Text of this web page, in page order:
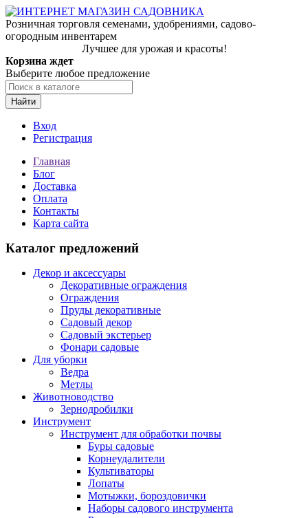
Розничная торговля семенами, удобрениями, садово-
огородным инвентарем
Лучшее для урожая и красоты!
Корзина ждет
Выберите любое предложение
Найти
Вход
Регистрация
Главная
Блог
Доставка
Оплата
Контакты
Карта сайта
Каталог предложений
Декор и аксессуары
Декоративные ограждения
Ограждения
Пруды декоративные
Садовый декор
Садовый экстерьер
Фонари садовые
Для уборки
Ведра
Метлы
Животноводство
Зернодробилки
Инструмент
Инструмент для обработки почвы
Буры садовые
Корнеудалители
Культиваторы
Лопаты
Мотыжки, бороздовички
Наборы садового инструмента